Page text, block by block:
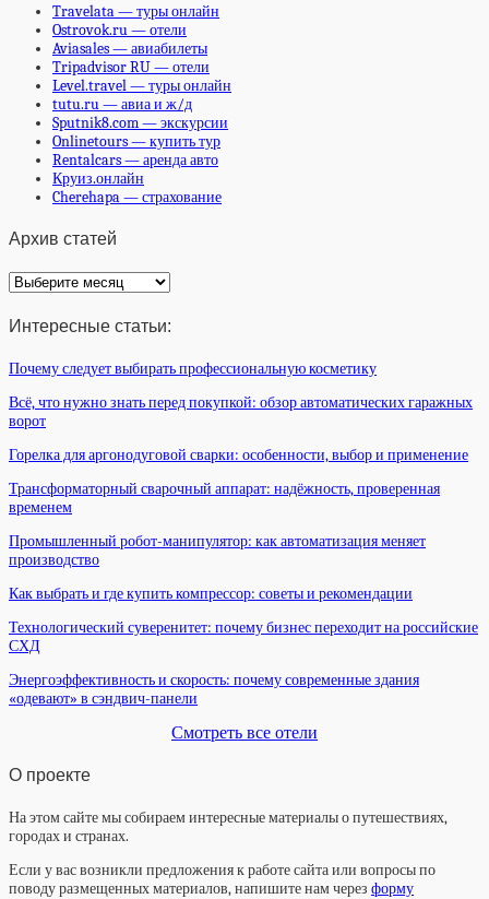
Travelata — туры онлайн
Ostrovok.ru — отели
Aviasales — авиабилеты
Tripadvisor RU — отели
Level.travel — туры онлайн
tutu.ru — авиа и ж/д
Sputnik8.com — экскурсии
Onlinetours — купить тур
Rentalcars — аренда авто
Круиз.онлайн
Cherehapa — страхование
Архив статей
Архив
статей
Интересные статьи:
Почему следует выбирать профессиональную косметику
Всё, что нужно знать перед покупкой: обзор автоматических гаражных
ворот
Горелка для аргонодуговой сварки: особенности, выбор и применение
Трансформаторный сварочный аппарат: надёжность, проверенная
временем
Промышленный робот-манипулятор: как автоматизация меняет
производство
Как выбрать и где купить компрессор: советы и рекомендации
Технологический суверенитет: почему бизнес переходит на российские
СХД
Энергоэффективность и скорость: почему современные здания
«одевают» в сэндвич-панели
Смотреть все отели
О проекте
На этом сайте мы собираем интересные материалы о путешествиях,
городах и странах.
Если у вас возникли предложения к работе сайта или вопросы по
поводу размещенных материалов, напишите нам через форму